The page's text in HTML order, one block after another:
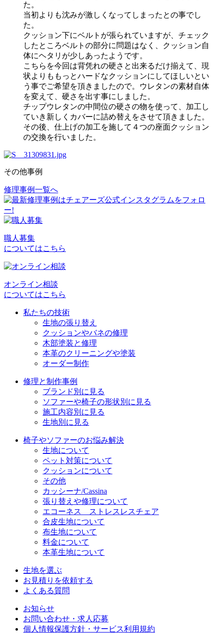
た。
当初よりも沈みが激しくなってしまったとの事でし
た。
クッション下にベルトが張られていますが、チェック
したところベルトの部分に問題はなく、クッション自
体にヘタリが少しあったようです。
こちらを今回は背凭れの硬さと出来るだけ揃えて、現
状よりももっとハードなクッションにしてほしいとい
う事でご希望を頂きましたので。ウレタンの素材自体
を変えて、硬さを出す事にしました。
チップウレタンの中間位の硬さの物を使って、加工し
ていき新しくカバーに詰め替えをさせて頂きました。
その後、仕上げの加工を施して４つの座面クッション
の交換を行いました。
その他事例
投
稿
ナ
ビ
ゲ
ー
シ
ョ
修理事例一覧へ
職人募集
についてはこちら
オンライン相談
についてはこちら
私たちの技術
生地の張り替え
クッションやバネの修理
木部塗装と修理
本革のクリーニングや塗装
オーダー制作
修理と制作事例
ブランド別に見る
ソファーや椅子の形状別に見る
施工内容別に見る
生地別に見る
椅子やソファーのお悩み解決
生地について
ペット対策について
クッションについて
その他
カッシーナ/Cassina
張り替えや修理について
エコーネス ストレスレスチェア
合皮生地について
布生地について
料金について
本革生地について
生地を選ぶ
お見積りを依頼する
よくある質問
お知らせ
お問い合わせ・求人応募
個人情報保護方針・サービス利用規約